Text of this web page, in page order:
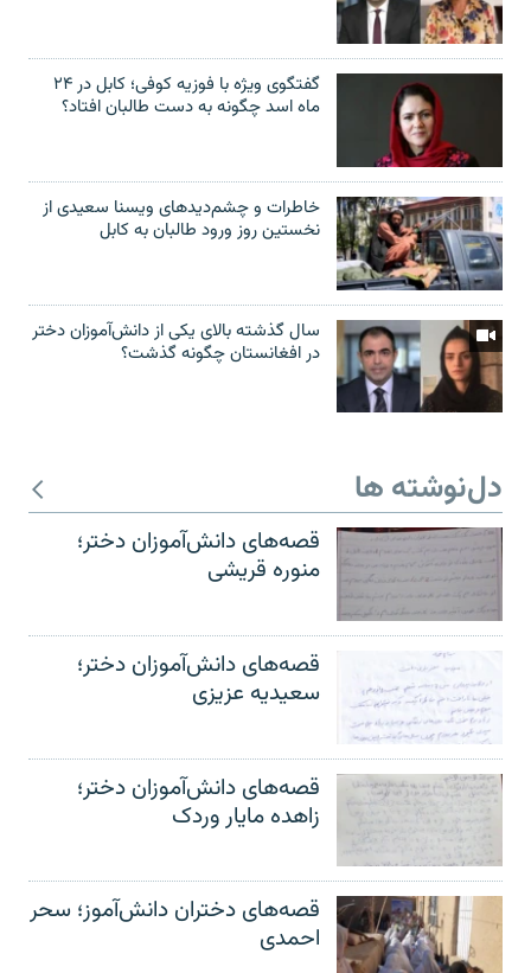
گفتگوی ویژه با فوزیه کوفی؛ کابل در ۲۴
ماه اسد چگونه به دست طالبان افتاد؟
خاطرات و چشم‌دید‌های ویسنا سعیدی از
نخستین روز ورود طالبان به کابل
سال گذشته بالای یکی از دانش‌آموزان دختر
در افغانستان چگونه گذشت؟
دل‌نوشته ها
قصه‌های دانش‌آموزان دختر؛
منوره قریشی
قصه‌های دانش‌آموزان دختر؛
سعیدیه عزیزی
قصه‌های دانش‌آموزان دختر؛
زاهده مایار وردک
قصه‌های دختران دانش‌آموز؛ سحر
احمدی